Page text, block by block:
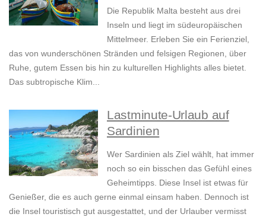
Die Republik Malta besteht aus drei
Inseln und liegt im südeuropäischen
Mittelmeer. Erleben Sie ein Ferienziel,
das von wunderschönen Stränden und felsigen Regionen, über
Ruhe, gutem Essen bis hin zu kulturellen Highlights alles bietet.
Das subtropische Klim...
Lastminute-Urlaub auf
Sardinien
Wer Sardinien als Ziel wählt, hat immer
noch so ein bisschen das Gefühl eines
Geheimtipps. Diese Insel ist etwas für
Genießer, die es auch gerne einmal einsam haben. Dennoch ist
die Insel touristisch gut ausgestattet, und der Urlauber vermisst